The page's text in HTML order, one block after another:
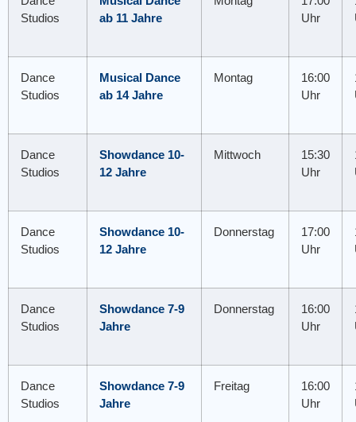
Studios
ab 11 Jahre
Uhr
Dance
Studios
Musical Dance
ab 14 Jahre
Montag
16:00
Uhr
Dance
Studios
Showdance 10-
12 Jahre
Mittwoch
15:30
Uhr
Dance
Studios
Showdance 10-
12 Jahre
Donnerstag
17:00
Uhr
Dance
Studios
Showdance 7-9
Jahre
Donnerstag
16:00
Uhr
Dance
Studios
Showdance 7-9
Jahre
Freitag
16:00
Uhr